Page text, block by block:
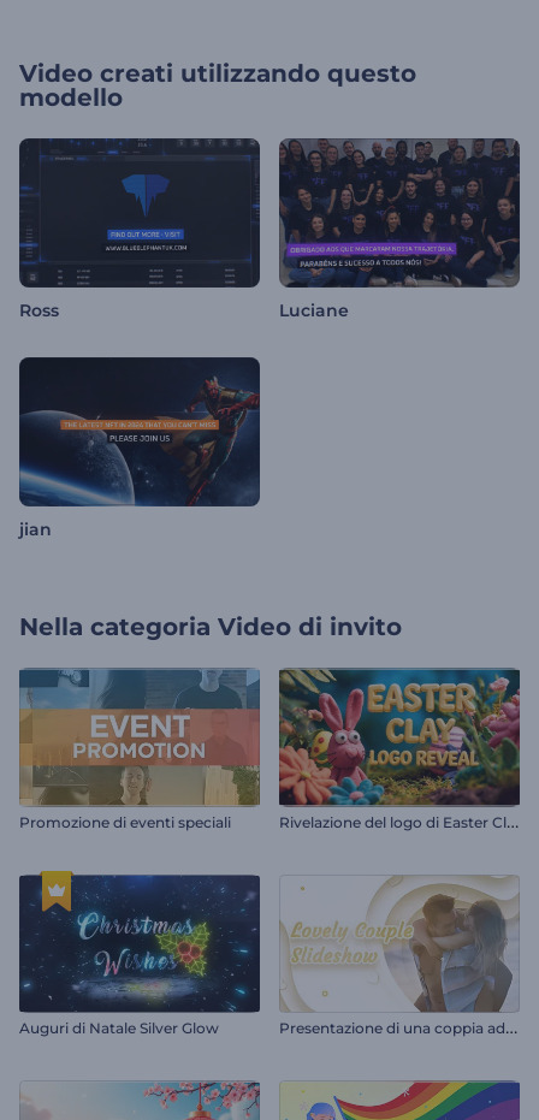
Video creati utilizzando questo
modello
Ross Luciane
jian
Nella categoria Video di invito
Promozione di eventi speciali R
ivelazione del logo di Easter Clay
Auguri di Natale Silver Glow P
resentazione di una coppia adorabile